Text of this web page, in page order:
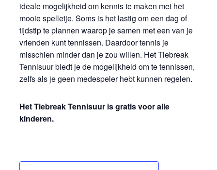
ideale mogelijkheid om kennis te maken met het
mooie spelletje. Soms is het lastig om een dag of
tijdstip te plannen waarop je samen met een van je
vrienden kunt tennissen. Daardoor tennis je
misschien minder dan je zou willen. Het Tiebreak
Tennisuur biedt je de mogelijkheid om te tennissen,
zelfs als je geen medespeler hebt kunnen regelen.
Het Tiebreak Tennisuur is gratis voor alle
kinderen.